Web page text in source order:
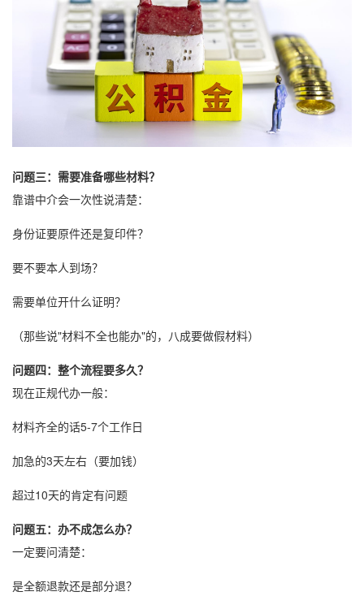
问题三：需要准备哪些材料？
靠谱中介会一次性说清楚：
身份证要原件还是复印件？
要不要本人到场？
需要单位开什么证明？
（那些说"材料不全也能办"的，八成要做假材料）
问题四：整个流程要多久？
现在正规代办一般：
材料齐全的话5-7个工作日
加急的3天左右（要加钱）
超过10天的肯定有问题
问题五：办不成怎么办？
一定要问清楚：
是全额退款还是部分退？